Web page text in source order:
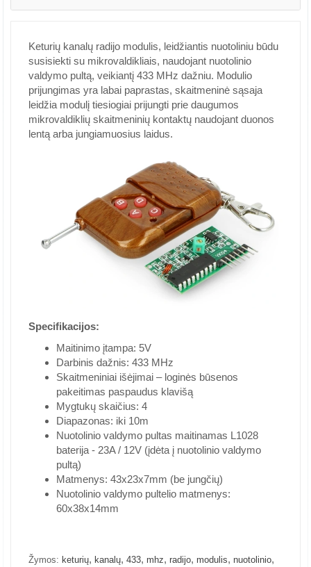
Keturių kanalų radijo modulis, leidžiantis nuotoliniu būdu
susisiekti su mikrovaldikliais, naudojant nuotolinio
valdymo pultą, veikiantį 433 MHz dažniu. Modulio
prijungimas yra labai paprastas, skaitmeninė sąsaja
leidžia modulį tiesiogiai prijungti prie daugumos
mikrovaldiklių skaitmeninių kontaktų naudojant duonos
lentą arba jungiamuosius laidus.
Specifikacijos:
Maitinimo įtampa: 5V
Darbinis dažnis: 433 MHz
Skaitmeniniai išėjimai – loginės būsenos
pakeitimas paspaudus klavišą
Mygtukų skaičius: 4
Diapazonas: iki 10m
Nuotolinio valdymo pultas maitinamas L1028
baterija - 23A / 12V (įdėta į nuotolinio valdymo
pultą)
Matmenys: 43x23x7mm (be jungčių)
Nuotolinio valdymo pultelio matmenys:
60x38x14mm
Žymos: keturių, kanalų, 433, mhz, radijo, modulis, nuotolinio,